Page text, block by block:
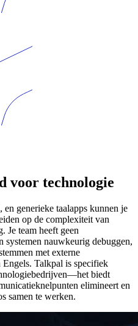
voor technologie
en generieke taalapps kunnen je
op de complexiteit van
team heeft geen
systemen nauwkeurig debuggen,
met externe
Talkpal is specifiek
biedt
elimineert en
samen te werken.